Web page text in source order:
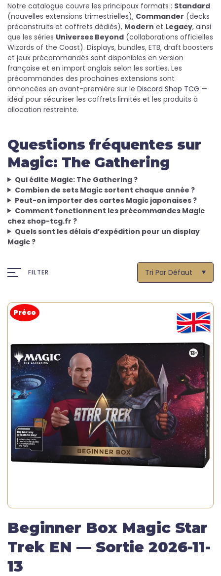
Notre catalogue couvre les principaux formats : Standard
(nouvelles extensions trimestrielles), Commander (decks
préconstruits et coffrets dédiés), Modern et Legacy, ainsi
que les séries Universes Beyond (collaborations officielles
Wizards of the Coast). Displays, bundles, ETB, draft boosters
et jeux précommandés sont disponibles en version
française et en import anglais selon les sorties. Les
précommandes des prochaines extensions sont
annoncées en avant-première sur le Discord Shop TCG —
idéal pour sécuriser les coffrets limités et les produits à
allocation restreinte.
Questions fréquentes sur
Magic: The Gathering
Qui édite Magic: The Gathering ?
Combien de sets Magic sortent chaque année ?
Peut-on importer des cartes Magic japonaises ?
Comment fonctionnent les précommandes Magic
chez shop-tcg.fr ?
Quels sont les délais d’expédition pour un display
Magic ?
FILTER Tri Par Défaut
Préco
Beginner Box Magic Star
Trek EN — Sortie 2026-11-
13